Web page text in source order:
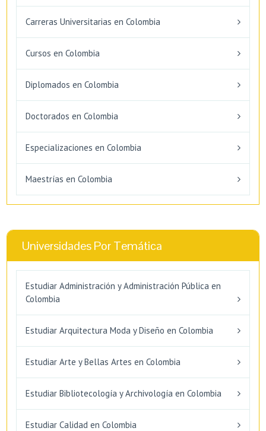
Carreras Universitarias en Colombia
Cursos en Colombia
Diplomados en Colombia
Doctorados en Colombia
Especializaciones en Colombia
Maestrías en Colombia
Universidades Por Temática
Estudiar Administración y Administración Pública en
Colombia
Estudiar Arquitectura Moda y Diseño en Colombia
Estudiar Arte y Bellas Artes en Colombia
Estudiar Bibliotecología y Archivología en Colombia
Estudiar Calidad en Colombia